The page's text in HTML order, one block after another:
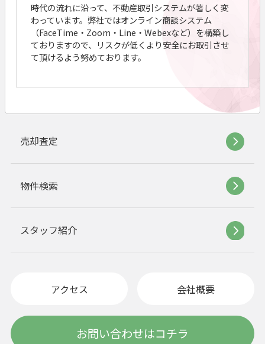
時代の流れに沿って、不動産取引システムが著しく変
わっています。弊社ではオンライン商談システム
（FaceTime・Zoom・Line・Webexなど）を構築し
ておりますので、リスクが低くより安全にお取引させ
て頂けるよう努めております。
売却査定
物件検索
スタッフ紹介
アクセス 会社概要
お問い合わせはコチラ